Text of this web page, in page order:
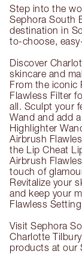
Step into the
Sephora South
destination in
to-choose,
Discover
skincare and
From the iconic
Flawless Filter
all. Sculpt your
Wand and add
Highlighter
Airbrush
the Lip Cheat
Airbrush
touch of
Revitalize your
and keep your
Flawless
Visit Sephora
Charlotte
products at our